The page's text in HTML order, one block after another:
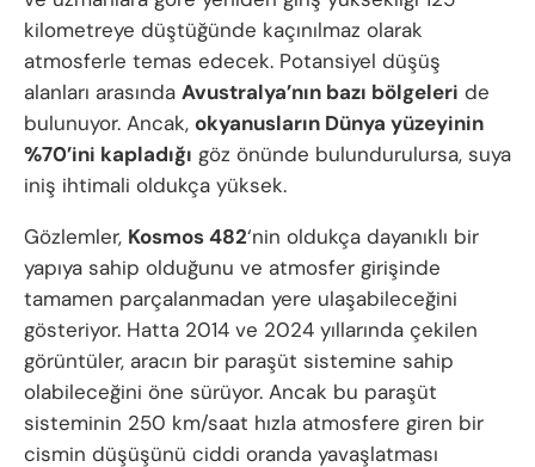
kilometreye düştüğünde kaçınılmaz olarak
atmosferle temas edecek. Potansiyel düşüş
alanları arasında Avustralya’nın bazı bölgeleri de
bulunuyor. Ancak, okyanusların Dünya yüzeyinin
%70’ini kapladığı göz önünde bulundurulursa, suya
iniş ihtimali oldukça yüksek.
Gözlemler, Kosmos 482‘nin oldukça dayanıklı bir
yapıya sahip olduğunu ve atmosfer girişinde
tamamen parçalanmadan yere ulaşabileceğini
gösteriyor. Hatta 2014 ve 2024 yıllarında çekilen
görüntüler, aracın bir paraşüt sistemine sahip
olabileceğini öne sürüyor. Ancak bu paraşüt
sisteminin 250 km/saat hızla atmosfere giren bir
cismin düşüşünü ciddi oranda yavaşlatması